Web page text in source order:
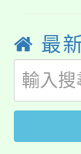
局
8
開!
田
桃
視
大
最